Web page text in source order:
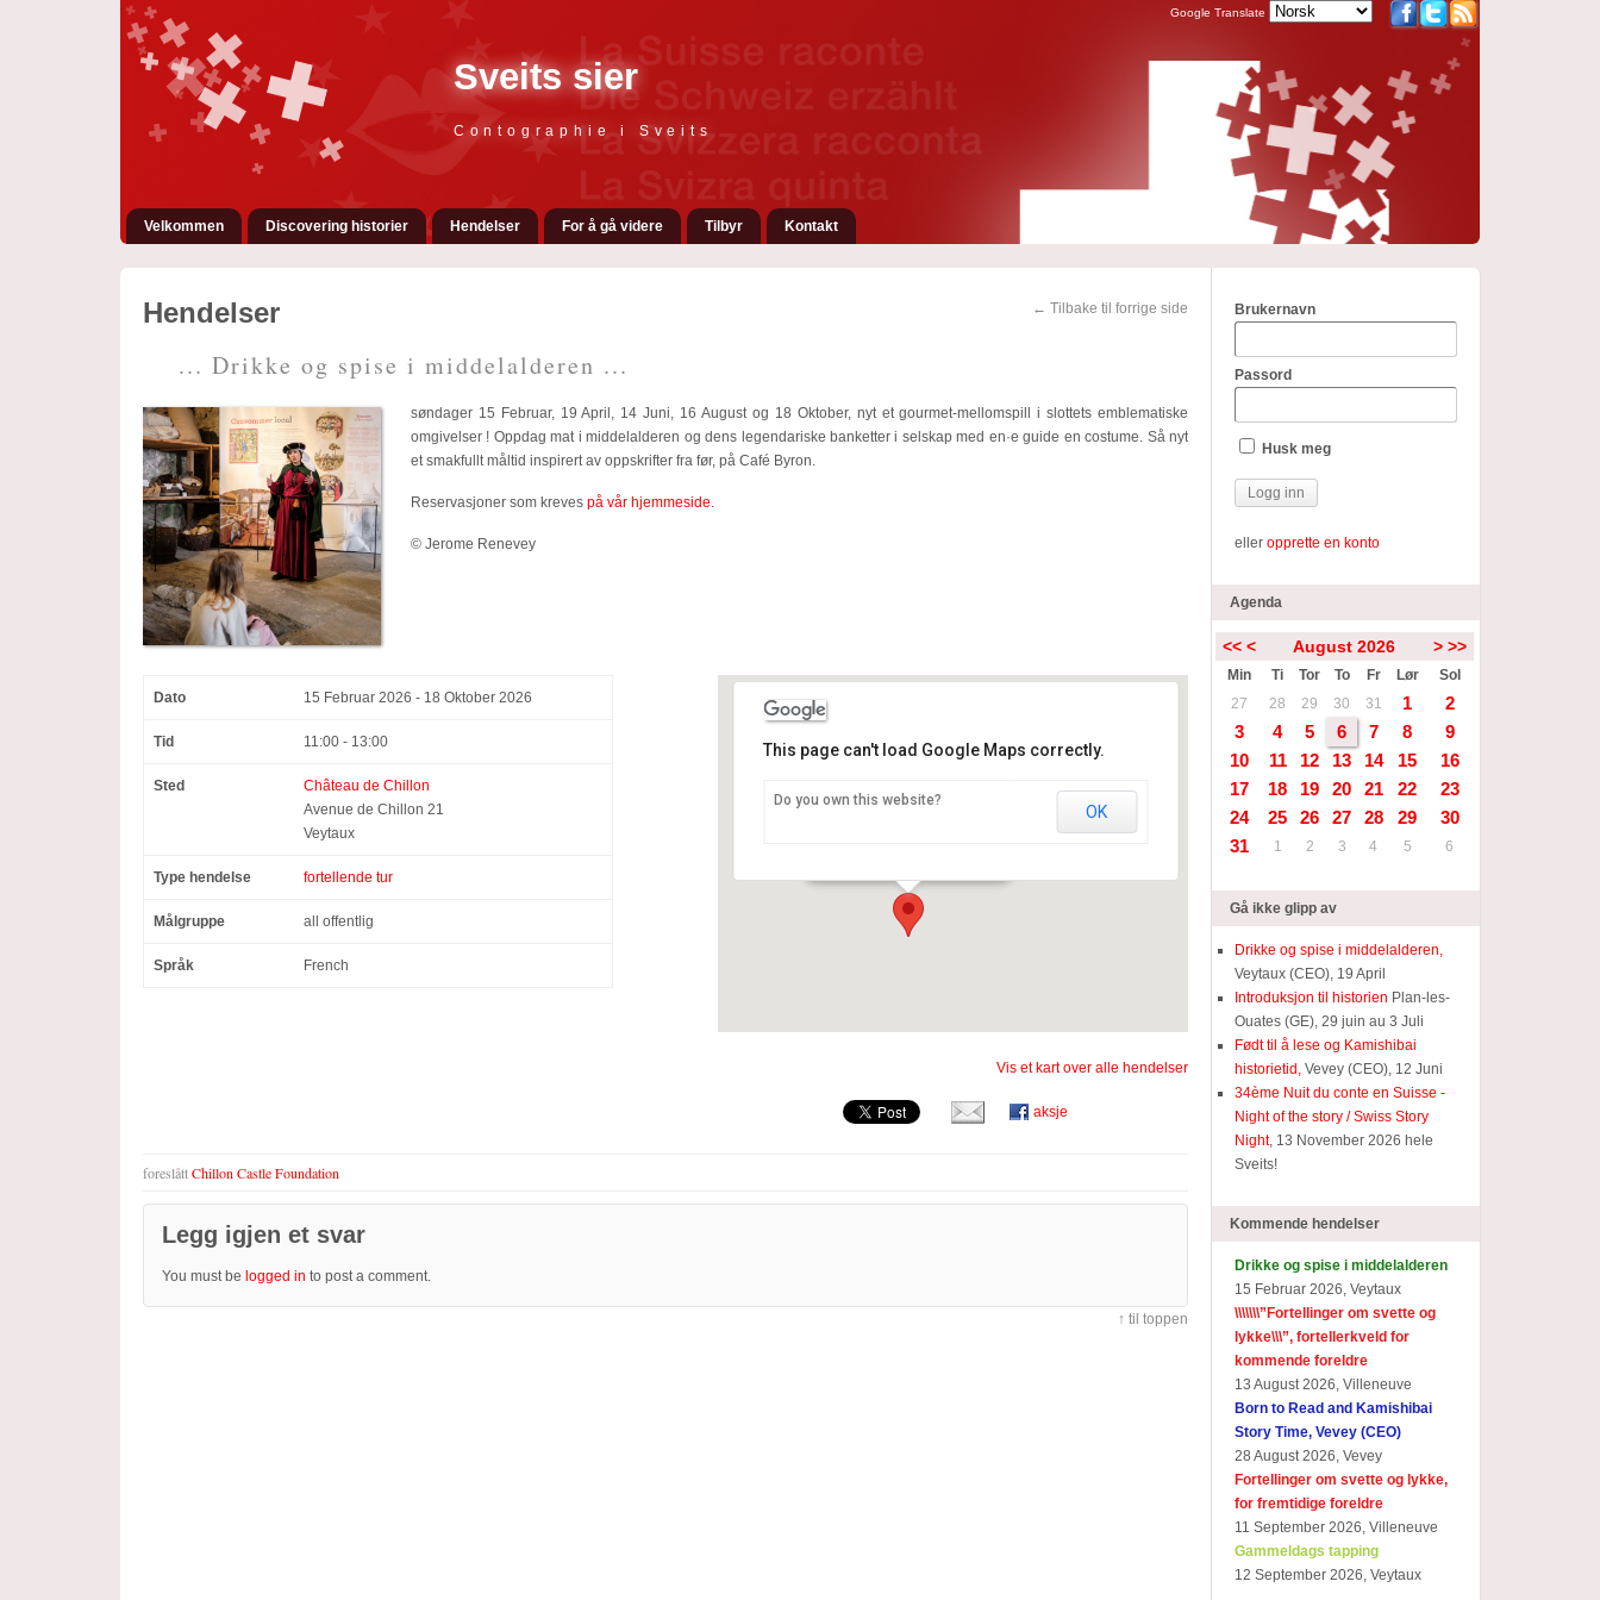
Sveits sier
Contographie i Sveits
Google Translate
Velkommen Discovering historier Hendelser For å gå videre Tilbyr Kontakt
← Tilbake til forrige side
Hendelser
... Drikke og spise i middelalderen ...
søndager 15 Februar, 19 April, 14 Juni, 16 August og 18 Oktober, nyt et gourmet-mellomspill i slottets emblematiske
omgivelser ! Oppdag mat i middelalderen og dens legendariske banketter i selskap med en·e guide en costume. Så nyt
et smakfullt måltid inspirert av oppskrifter fra før, på Café Byron.
Reservasjoner som kreves på vår hjemmeside.
©Jerome Renevey
Dato 15 Februar 2026 - 18 Oktober 2026
Tid 11:00 - 13:00
Sted
Château de Chillon
Avenue de Chillon 21
Veytaux
Type hendelse fortellende tur
Målgruppe all offentlig
Språk French
This page can't load Google Maps correctly.
Do you own this website?
OK
Vis et kart over alle hendelser
aksje
foreslåttChillon Castle Foundation
Legg igjen et svar
You must be logged in to post a comment.
↑ til toppen
Brukernavn
Passord
Husk meg
elleropprette en konto
Agenda
<< < August 2026 > >>
Min Ti Tor To Fr Lør
Sol
27
28 29 30 31 1
2
3
4 5 6 7 8
9
10
11 12 13 14 15
16
17
18 19 20 21 22
23
24
25 26 27 28 29
30
31
1 2 3 4 5 6
Gå ikke glipp av
Drikke og spise i middelalderen,
Veytaux (CEO), 19 April
Introduksjon til historien Plan-les-
Ouates (GE), 29 juin au 3 Juli
Født til å lese og Kamishibai
historietid, Vevey (CEO), 12 Juni
34ème Nuit du conte en Suisse -
Night of the story / Swiss Story
Night, 13 November 2026 hele
Sveits!
Kommende hendelser
Drikke og spise i middelalderen
15 Februar 2026, Veytaux
\\\\\\\”Fortellinger om svette og
lykke\\\”, fortellerkveld for
kommende foreldre
13 August 2026, Villeneuve
Born to Read and Kamishibai
Story Time, Vevey (CEO)
28 August 2026, Vevey
Fortellinger om svette og lykke,
for fremtidige foreldre
11 September 2026, Villeneuve
Gammeldags tapping
12 September 2026, Veytaux